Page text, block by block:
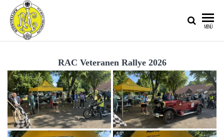
AUTOMOBIL-
CLUB IM
ADAC E.V.
MENÜ
RAC Veteranen Rallye 2026